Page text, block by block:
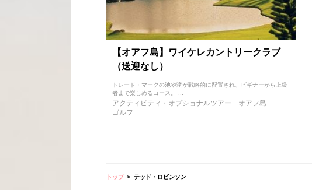
【オアフ島】ワイケレカントリークラブ
（送迎なし）
トレード・マークの池や滝が戦略的に配置され、ビギナーから上級
者まで楽しめるコース。 ...
アクティビティ・オプショナルツアー
オアフ島
ゴルフ
トップ テッド・ロビンソン